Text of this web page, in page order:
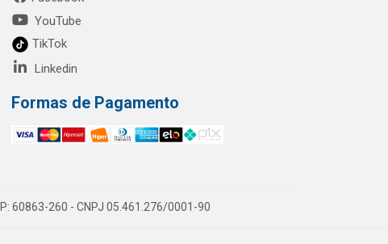
YouTube
TikTok
Linkedin
Formas de Pagamento
60863-260 - CNPJ 05.461.276/0001-90